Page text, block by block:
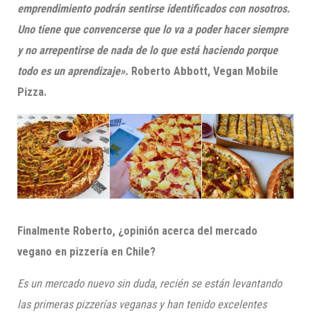
emprendimiento podrán sentirse identificados con nosotros.
Uno tiene que convencerse que lo va a poder hacer siempre
y no arrepentirse de nada de lo que está haciendo porque
todo es un aprendizaje». Roberto Abbott,Vegan Mobile
Pizza.
Finalmente Roberto, ¿opinión acerca del mercado
vegano en pizzería en Chile?
Es un mercado nuevo sin duda, recién se están levantando
las primeras pizzerías veganas y han tenido excelentes